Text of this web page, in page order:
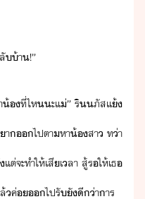
้า​!​”​
​้​ที่ไห​ะ​แ่​”​ ​ริ​ภัส​แ้​
า​​ไป​ตาหา​้สา​ ​ท่า​
จะ​ทำให้​เสีเลา​ ​สู้​ร​ให้​เธ​
ค่​​ไปรั​ัี​่า​าร​